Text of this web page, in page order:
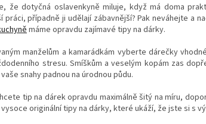
že dotyčná oslavenkyně miluje, když má doma
práci, případně ji udělají zábavnější? Pak neváhejte a
máme opravdu zajímavé tipy na dárky.
manželům a kamarádkám vyberte dárečky
stresu. Smíškům a veselým kopám zas
snahy padnou na úrodnou půdu.
tip na dárek opravdu maximálně šitý na míru,
originální tipy na dárky, které ukáží, že jste si s